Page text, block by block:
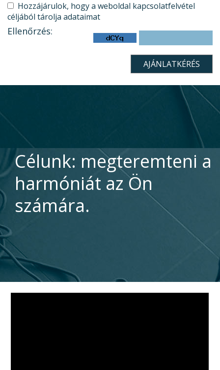
Hozzájárulok, hogy a weboldal kapcsolatfelvétel
céljából tárolja adataimat
Ellenőrzés:
Célunk: megteremteni a
harmóniát az Ön
számára.